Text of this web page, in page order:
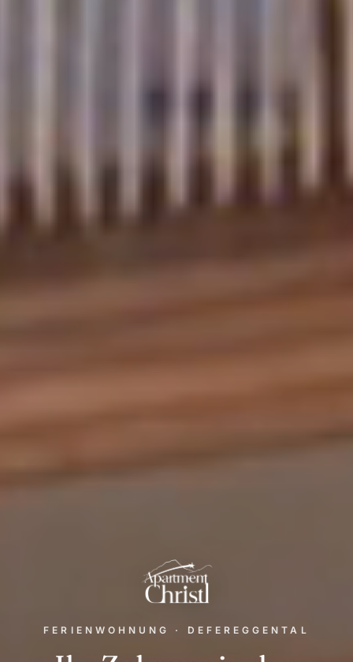
FERIENWOHNUNG · DEFEREGGENTAL